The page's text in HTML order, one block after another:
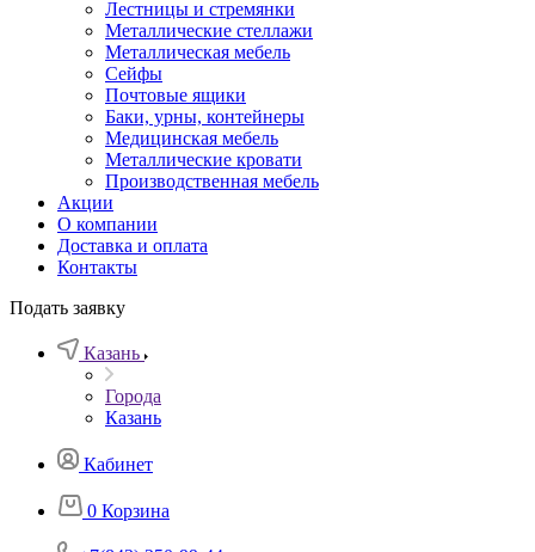
Лестницы и стремянки
Металлические стеллажи
Металлическая мебель
Сейфы
Почтовые ящики
Баки, урны, контейнеры
Медицинская мебель
Металлические кровати
Производственная мебель
Акции
О компании
Доставка и оплата
Контакты
Подать заявку
Казань
Города
Казань
Кабинет
0 Корзина